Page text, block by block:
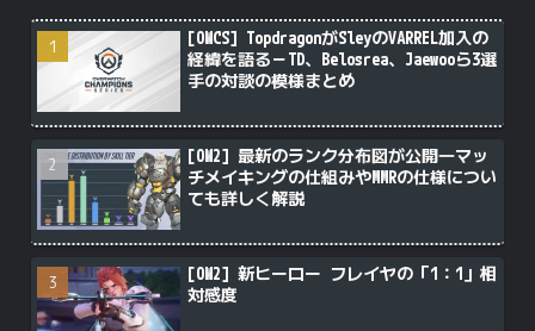
[OWCS] TopdragonがSleyのVARREL加入の
経緯を語る－TD、Belosrea、Jaewooら3選
手の対談の模様まとめ
[OW2] 最新のランク分布図が公開―マッ
チメイキングの仕組みやMMRの仕様につい
ても詳しく解説
[OW2] 新ヒーロー フレイヤの「1：1」相
対感度